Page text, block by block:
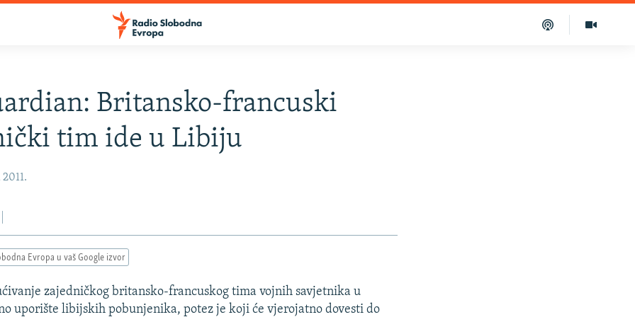
Britansko-francuski
tim ide u Libiju
Evropa u vaš Google izvor
zajedničkog britansko-francuskog tima vojnih savjetnika u
uporište libijskih pobunjenika, potez je koji će vjerojatno dovesti do